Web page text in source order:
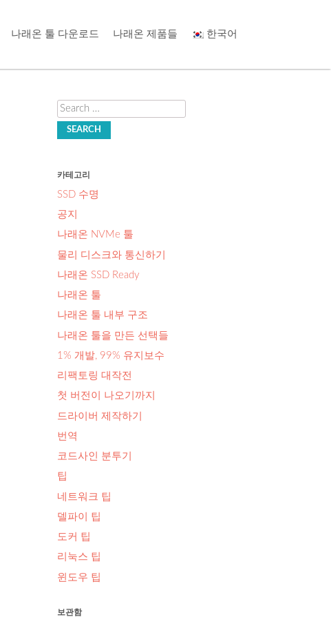
나래온 툴 다운로드 나래온 제품들 한국어
Search
카테고리
SSD 수명
공지
나래온 NVMe 툴
물리 디스크와 통신하기
나래온 SSD Ready
나래온 툴
나래온 툴 내부 구조
나래온 툴을 만든 선택들
1% 개발, 99% 유지보수
리팩토링 대작전
첫 버전이 나오기까지
드라이버 제작하기
번역
코드사인 분투기
팁
네트워크 팁
델파이 팁
도커 팁
리눅스 팁
윈도우 팁
보관함